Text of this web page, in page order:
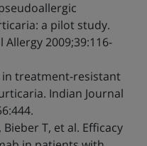
a pilot study.
2009;39:116-
in treatment-resistant
Indian Journal
T, et al. Efficacy